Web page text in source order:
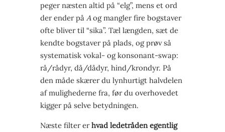
peger næsten altid på “elg”, mens et ord
der ender på Aog mangler fire bogstaver
ofte bliver til “sika”. Tæl længden, sæt de
kendte bogstaver på plads, og prøv så
systematisk vokal- og konsonant-swap:
rå/rådyr, då/dådyr, hind/krondyr. På
den måde skærer du lynhurtigt halvdelen
af mulighederne fra, før du overhovedet
kigger på selve betydningen.
Næste filter erhvad ledetråden egentlig